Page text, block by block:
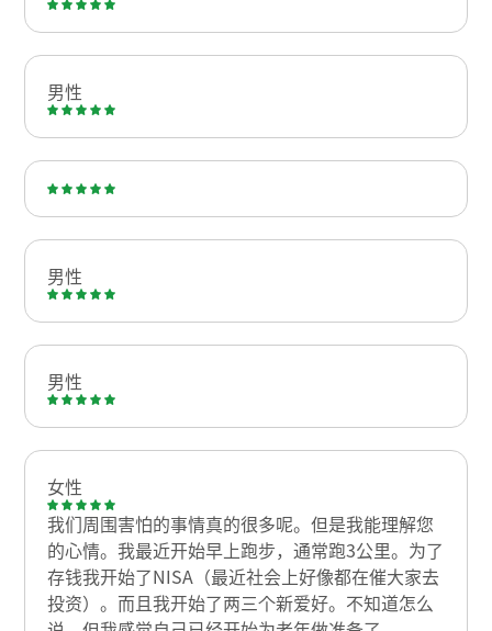
男性
男性
男性
女性
我们周围害怕的事情真的很多呢。但是我能理解您
的心情。我最近开始早上跑步，通常跑3公里。为了
存钱我开始了NISA（最近社会上好像都在催大家去
投资）。而且我开始了两三个新爱好。不知道怎么